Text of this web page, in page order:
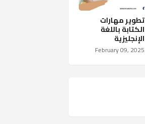
تطوير مهارات
الكتابة باللغة
الإنجليزية
February 09, 2025